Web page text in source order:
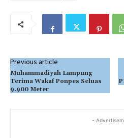
Previous article
Muhammadiyah Lampung
Terima Wakaf Ponpes Seluas
9.900 Meter
-